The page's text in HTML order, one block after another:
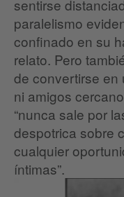
sentirse
paralelismo
confinado en su
relato. Pero
de convertirse en
ni amigos
“nunca sale por
despotrica sobre
cualquier
íntimas”.